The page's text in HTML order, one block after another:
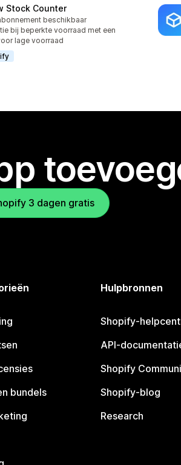
Stock Counter
beschikbaar
bij beperkte voorraad met een
lage voorraad
3 dagen gratis
bundels
Hulpbronnen
Shopify-
API-
Shopify
Shopify-blog
Research